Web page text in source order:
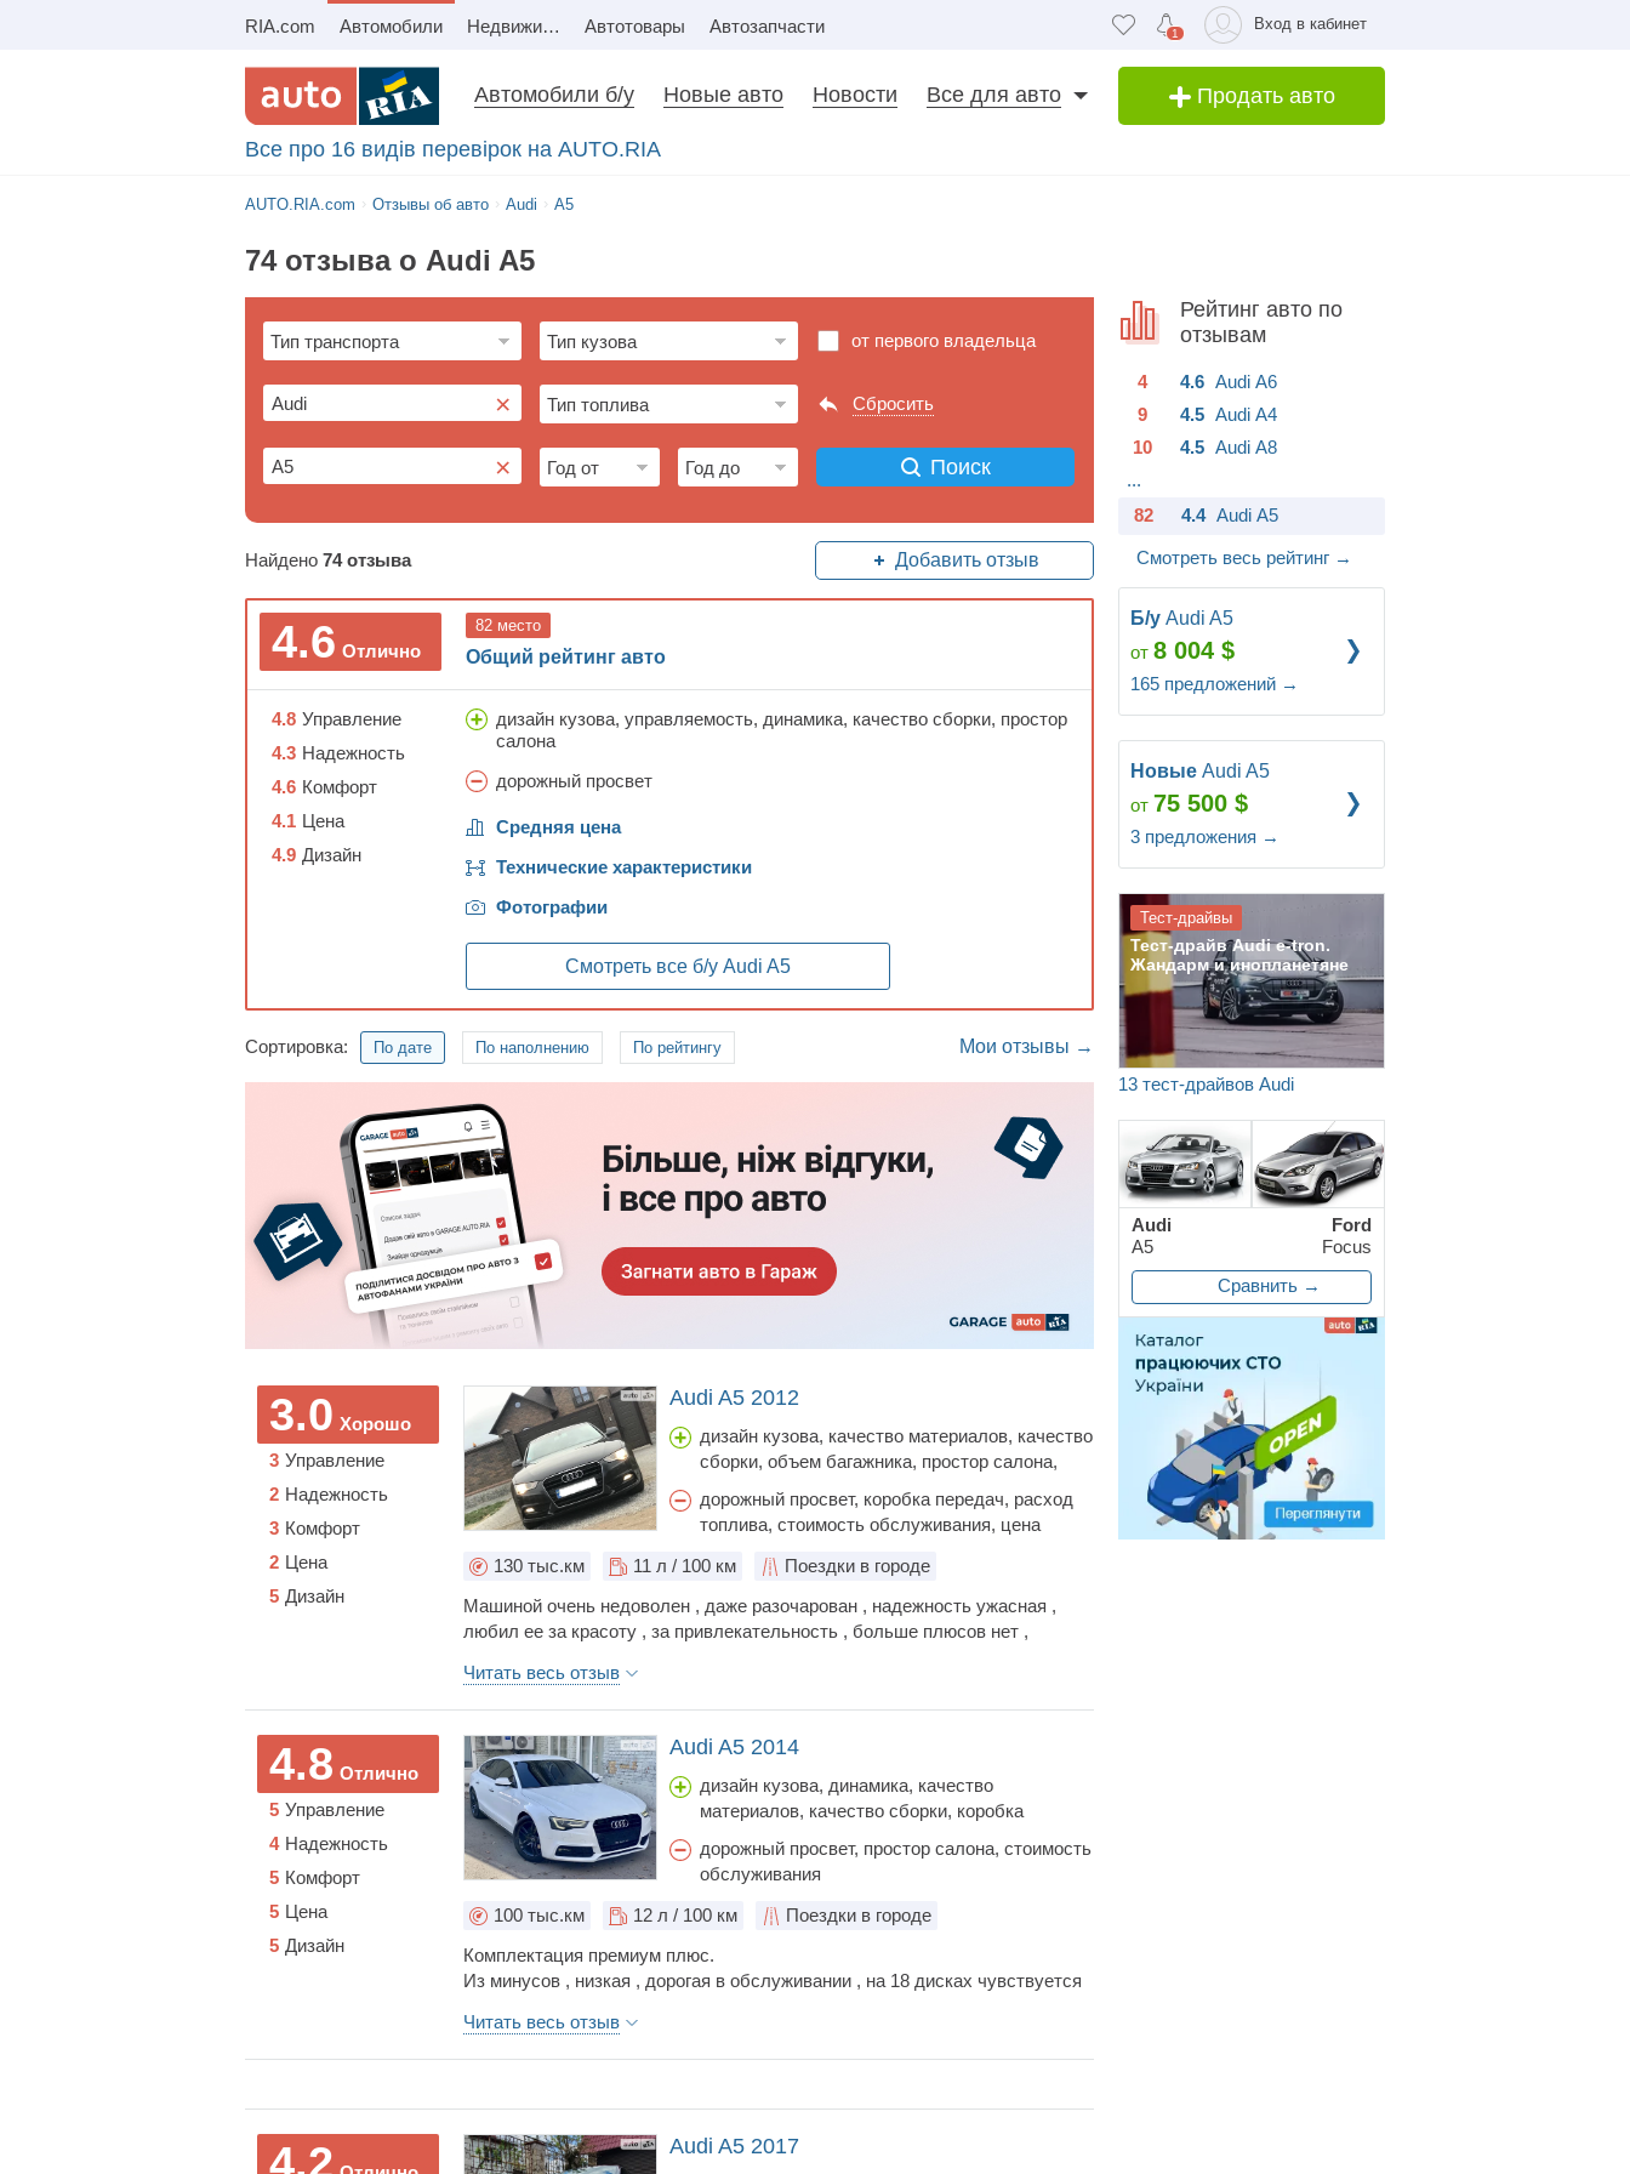
1
Вход в кабинет
RIA.com Автомобили Недвижимость Автотовары Автозапчасти
Продать авто
Автомобили б/у Новые авто Новости Все для авто
Все про 16 видів перевірок на AUTO.RIA
AUTO.RIA.com Отзывы об авто Audi A5
74 отзыва о Audi A5
Рейтинг авто по
отзывам
4 Audi A6
4.6
9
Audi A4
4.5
10
Audi A8
4.5
...
82
Audi A5
4.4
Смотреть весь рейтинг →
Б/у Audi A5
от 8 004 $
165 предложений →
Новые Audi A5
от 75 500 $
3 предложения →
13 тест-драйвов Audi
Тест-драйвы
Тест-драйв Audi e-tron.
Жандарм и инопланетяне
Audi
A5
Ford
Focus
Сравнить →
×
×
от первого владельца
Сбросить
Поиск
Найдено 74 отзыва Добавить отзыв
Отлично
4.6 82 место
Общий рейтинг авто
Управление
4.8
Надежность
4.3
Комфорт
4.6
Цена
4.1
Дизайн
4.9
дизайн кузова, управляемость, динамика, качество сборки, простор
салона
дорожный просвет
Средняя цена
Технические характеристики
Фотографии
Смотреть все б/у Audi A5
Сортировка: По дате По наполнению По рейтингу Мои отзывы →
Хорошо
3.0
Управление
3
Надежность
2
Комфорт
3
Цена
2
Дизайн
5
Audi A5 2012
дизайн кузова, качество материалов, качество
сборки, объем багажника, простор салона,
дорожный просвет, коробка передач, расход
топлива, стоимость обслуживания, цена
130 тыс.км 11 л / 100 км
Поездки в городе
Машиной очень недоволен , даже разочарован , надежность ужасная ,
любил ее за красоту , за привлекательность , больше плюсов нет ,
обслуживать , ремонтировать дорого , ломается . Ездила машина в лайт
режиме , на ней не гоняли. Несмотря на это с двигателем и коробкой была
беда все время моей эксплуатации , нужен был ремонт и того и того в
общей сумме 3000 у.е. это и стало причиной продажи устал
ремонтировать и вкладывать в неё , плюс были поломки ещё до этого не
дешевые . В Ауди больше не ногой, как и в мерс и бмв, качество машин
этих уже очень низкое .
Читать весь отзыв
Отлично
4.8
Управление
5
Надежность
4
Комфорт
5
Цена
5
Дизайн
5
Audi A5 2014
дизайн кузова, динамика, качество
материалов, качество сборки, коробка
тормоза, управляемость, цена, шумоизоляция
дорожный просвет, простор салона, стоимость
обслуживания
100 тыс.км 12 л / 100 км
Поездки в городе
Комплектация премиум плюс.
Из минусов , низкая , дорогая в обслуживании , на 18 дисках чувствуется
Из плюсов - дизайн однозначно , управлять и находится в авто одно
наслаждение. Полный привод сказка. Динамика отличная.
Читать весь отзыв
4.2 Audi A5 2017